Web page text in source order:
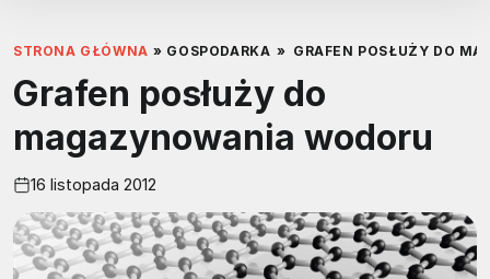
STRONA GŁÓWNA » GOSPODARKA » GRAFEN POSŁUŻY DO
Grafen posłuży do
magazynowania wodoru
16 listopada 2012